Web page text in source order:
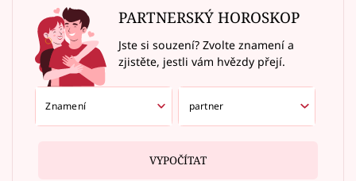
PARTNERSKÝ HOROSKOP
Jste si souzení? Zvolte znamení a
zjistěte, jestli vám hvězdy přejí.
VYPOČÍTAT